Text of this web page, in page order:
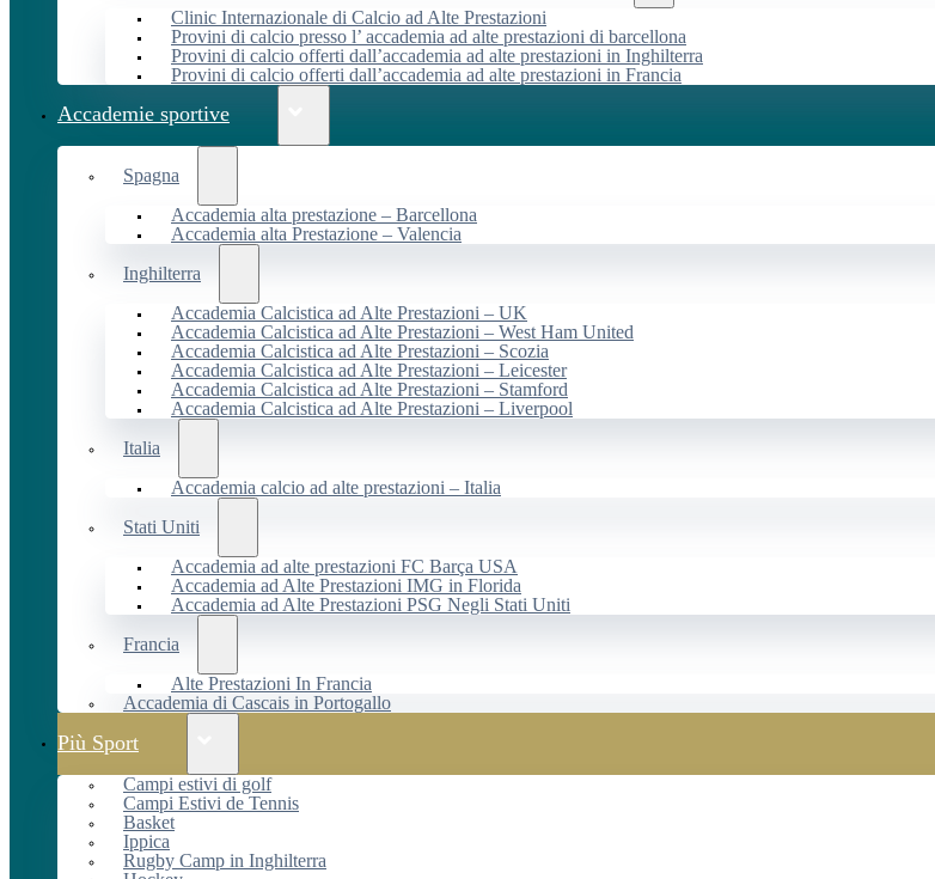
Clinic Internazionale di Calcio ad Alte Prestazioni
Provini di calcio presso l’ accademia ad alte prestazioni di barcellona
Provini di calcio offerti dall’accademia ad alte prestazioni in Inghilterra
Provini di calcio offerti dall’accademia ad alte prestazioni in Francia
Accademie sportive
Spagna
Accademia alta prestazione – Barcellona
Accademia alta Prestazione – Valencia
Inghilterra
Accademia Calcistica ad Alte Prestazioni – UK
Accademia Calcistica ad Alte Prestazioni – West Ham United
Accademia Calcistica ad Alte Prestazioni – Scozia
Accademia Calcistica ad Alte Prestazioni – Leicester
Accademia Calcistica ad Alte Prestazioni – Stamford
Accademia Calcistica ad Alte Prestazioni – Liverpool
Italia
Accademia calcio ad alte prestazioni – Italia
Stati Uniti
Accademia ad alte prestazioni FC Barça USA
Accademia ad Alte Prestazioni IMG in Florida
Accademia ad Alte Prestazioni PSG Negli Stati Uniti
Francia
Alte Prestazioni In Francia
Accademia di Cascais in Portogallo
Più Sport
Campi estivi di golf
Campi Estivi de Tennis
Basket
Ippica
Rugby Camp in Inghilterra